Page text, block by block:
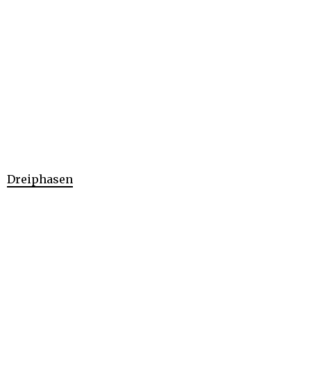
Dreiphasen